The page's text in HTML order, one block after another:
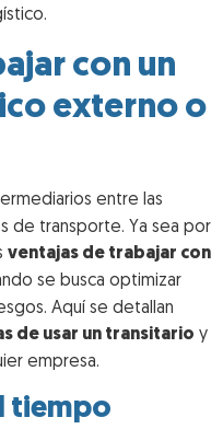
con un
externo o
entre las
de transporte. Ya sea por
ventajas de trabajar con
se busca optimizar
Aquí se detallan
de usar un transitario y
empresa.
tiempo